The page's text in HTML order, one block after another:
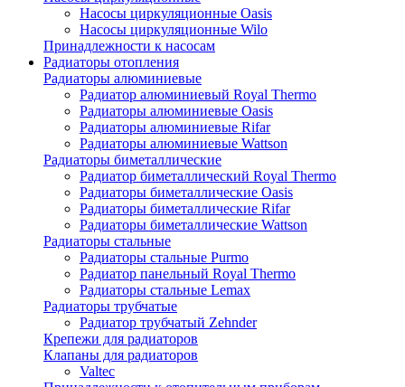
Насосы циркуляционные Oasis
Насосы циркуляционные Wilo
Принадлежности к насосам
Радиаторы отопления
Радиаторы алюминиевые
Радиатор алюминиевый Royal Thermo
Радиаторы алюминиевые Oasis
Радиаторы алюминиевые Rifar
Радиаторы алюминиевые Wattson
Радиаторы биметаллические
Радиатор биметаллический Royal Thermo
Радиаторы биметаллические Oasis
Радиаторы биметаллические Rifar
Радиаторы биметаллические Wattson
Радиаторы стальные
Радиаторы стальные Purmo
Радиатор панельный Royal Thermo
Радиаторы стальные Lemax
Радиаторы трубчатые
Радиатор трубчатый Zehnder
Крепежи для радиаторов
Клапаны для радиаторов
Valtec